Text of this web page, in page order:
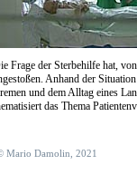
Frage der Sterbehilfe hat,
Anhand der
und dem Alltag eines
das Thema
Mario Damolin, 2021